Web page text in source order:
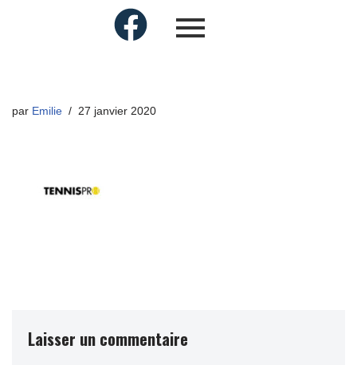
par Emilie 27 janvier 2020
Laisser un commentaire